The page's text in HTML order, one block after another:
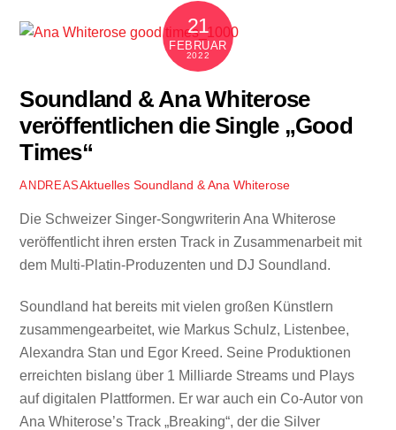
21
FEBRUAR
2022
Soundland & Ana Whiterose
veröffentlichen die Single „Good
Times“
ANDREASAktuelles Soundland & Ana Whiterose
Die Schweizer Singer-Songwriterin Ana Whiterose
veröffentlicht ihren ersten Track in Zusammenarbeit mit
dem Multi-Platin-Produzenten und DJ Soundland.
Soundland hat bereits mit vielen großen Künstlern
zusammengearbeitet, wie Markus Schulz, Listenbee,
Alexandra Stan und Egor Kreed. Seine Produktionen
erreichten bislang über 1 Milliarde Streams und Plays
auf digitalen Plattformen. Er war auch ein Co-Autor von
Ana Whiterose’s Track „Breaking“, der die Silver